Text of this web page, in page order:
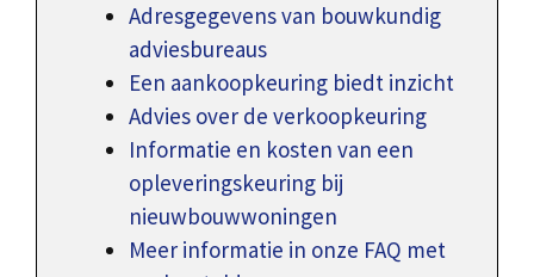
Adresgegevens van bouwkundig
adviesbureaus
Een aankoopkeuring biedt inzicht
Advies over de verkoopkeuring
Informatie en kosten van een
opleveringskeuring bij
nieuwbouwwoningen
Meer informatie in onze FAQ met